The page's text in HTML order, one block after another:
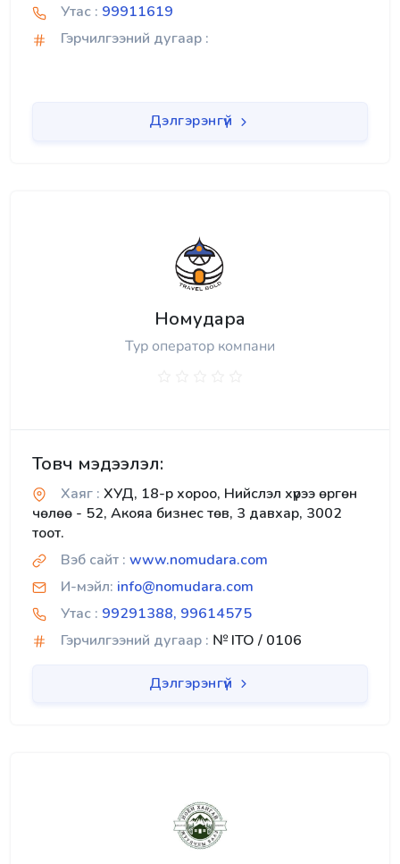
Утас : 99911619
Гэрчилгээний дугаар :
Дэлгэрэнгүй
Номудара
Тур оператор компани
Товч мэдээлэл:
Хаяг : ХУД, 18-р хороо, Нийслэл хүрээ өргөн
чөлөө - 52, Акояа бизнес төв, 3 давхар, 3002
тоот.
Вэб сайт : www.nomudara.com
И-мэйл: info@nomudara.com
Утас : 99291388, 99614575
Гэрчилгээний дугаар : № ITO / 0106
Дэлгэрэнгүй